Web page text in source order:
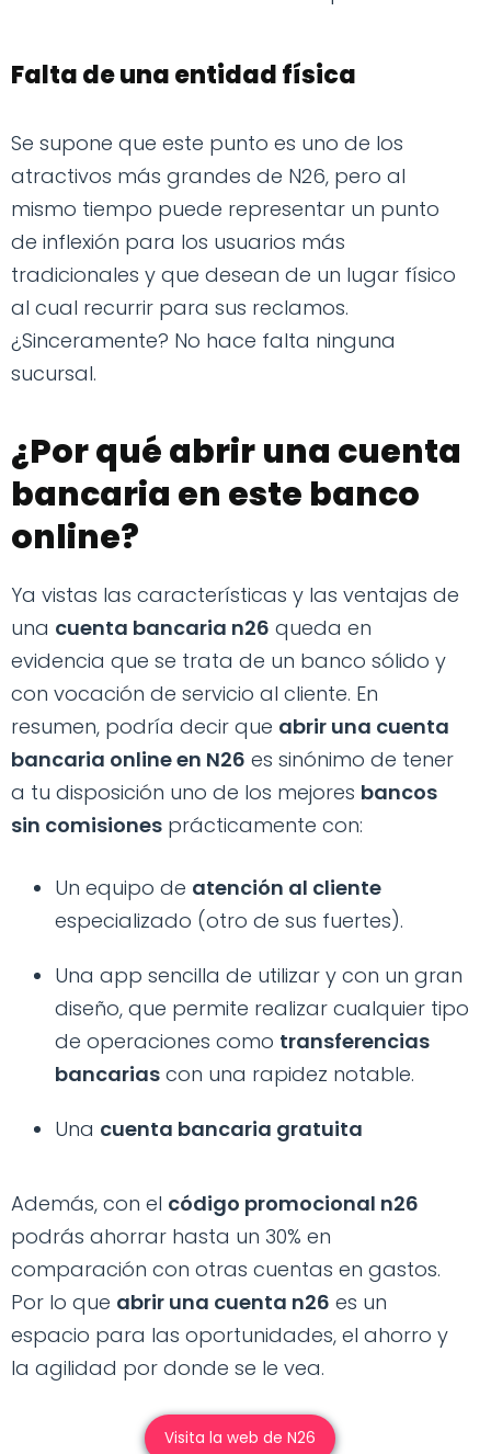
Falta de una entidad física
Se supone que este punto es uno de los
atractivos más grandes de N26, pero al
mismo tiempo puede representar un punto
de inflexión para los usuarios más
tradicionales y que desean de un lugar físico
al cual recurrir para sus reclamos.
¿Sinceramente? No hace falta ninguna
sucursal.
¿Por qué abrir una cuenta
bancaria en este banco
online?
Ya vistas las características y las ventajas de
una cuenta bancaria n26 queda en
evidencia que se trata de un banco sólido y
con vocación de servicio al cliente. En
resumen, podría decir que abrir una cuenta
bancaria online en N26 es sinónimo de tener
a tu disposición uno de los mejores bancos
sin comisiones prácticamente con:
Un equipo de atención al cliente
especializado (otro de sus fuertes).
Una app sencilla de utilizar y con un gran
diseño, que permite realizar cualquier tipo
de operaciones como transferencias
bancarias con una rapidez notable.
Una cuenta bancaria gratuita
Además, con el código promocional n26
podrás ahorrar hasta un 30% en
comparación con otras cuentas en gastos.
Por lo que abrir una cuenta n26 es un
espacio para las oportunidades, el ahorro y
la agilidad por donde se le vea.
Visita la web de N26